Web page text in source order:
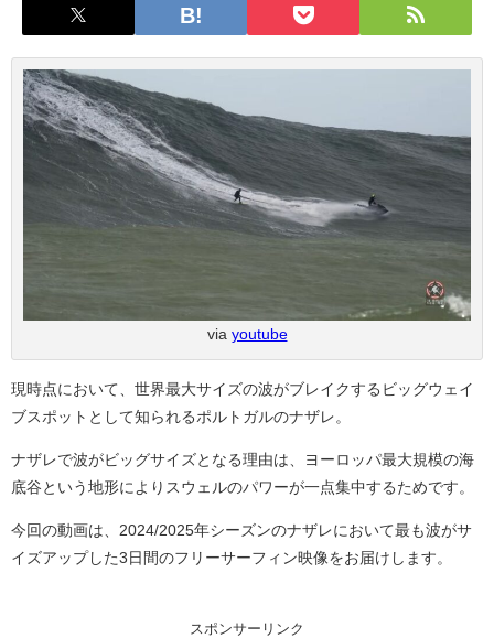
via youtube
現時点において、世界最大サイズの波がブレイクするビッグウェイ
ブスポットとして知られるポルトガルのナザレ。
ナザレで波がビッグサイズとなる理由は、ヨーロッパ最大規模の海
底谷という地形によりスウェルのパワーが一点集中するためです。
今回の動画は、2024/2025年シーズンのナザレにおいて最も波がサ
イズアップした3日間のフリーサーフィン映像をお届けします。
スポンサーリンク